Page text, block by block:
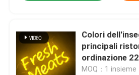
Contattici
Colori
principali
ordinazione
domestico
MOQ：1 insieme